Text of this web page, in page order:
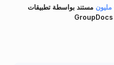
مستند بواسطة تطبيقات